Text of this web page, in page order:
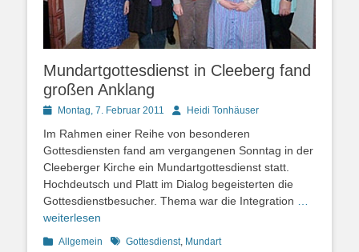
Mundartgottesdienst in Cleeberg fand
großen Anklang
PostedMontag, 7. Februar 2011 AutorHeidi Tonhäuser
Im Rahmen einer Reihe von besonderen
Gottesdiensten fand am vergangenen Sonntag in der
Cleeberger Kirche ein Mundartgottesdienst statt.
Hochdeutsch und Platt im Dialog begeisterten die
Gottesdienstbesucher. Thema war die Integration
weiterlesen
Kategorien
Allgemein Schlagworte
Gottesdienst, Mundart